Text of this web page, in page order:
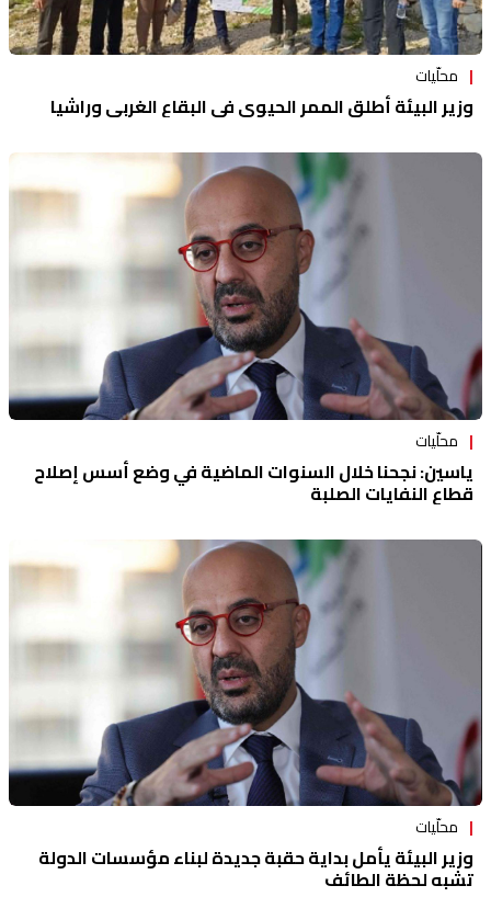
محلّيات
وزير البيئة أطلق الممر الحيوي في البقاع الغربي وراشيا
محلّيات
ياسين: نجحنا خلال السنوات الماضية في وضع أسس إصلاح
قطاع النفايات الصلبة
محلّيات
وزير البيئة يأمل بداية حقبة جديدة لبناء مؤسسات الدولة
تشبه لحظة الطائف